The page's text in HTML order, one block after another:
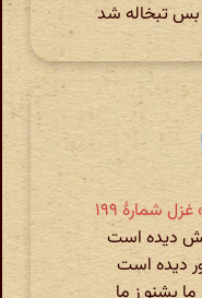
بس تبخاله شد
شمارهٔ ۱۹۹
دیده است
دیده است